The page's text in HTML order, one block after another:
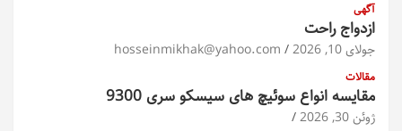
آگهی
ازدواج راحت
جولای 10, 2026 hosseinmikhak@yahoo.com
مقالات
مقایسه انواع سوئیچ های سیسکو سری 9300
ژوئن 30, 2026